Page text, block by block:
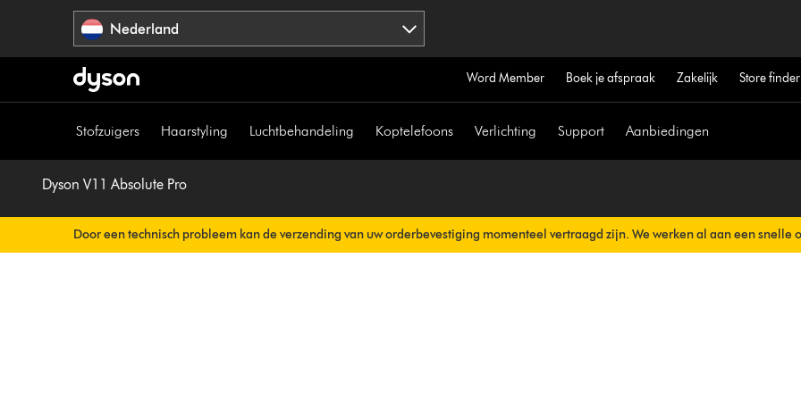
Nederland
Word Member Boek je afspraak Zakelijk Store finder
Stofzuigers Haarstyling Luchtbehandeling Koptelefoons Verlichting Support Aanbiedingen
Dyson V11 Absolute Pro
Door een technisch probleem kan de verzending van uw orderbevestiging momenteel vertraagd zijn. We werken al aan een snelle
Uw orderbevestiging wordt binnenkort automatisch naar u verzonden.